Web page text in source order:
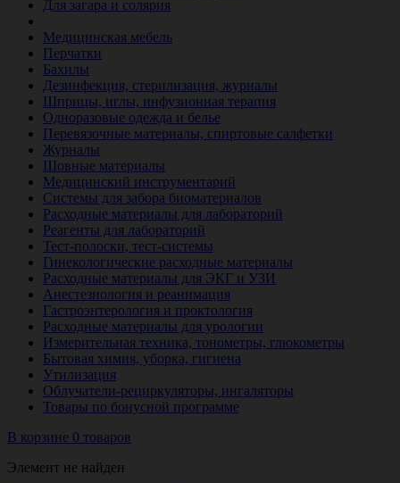
Для загара и солярия
Медицинская мебель
Перчатки
Бахилы
Дезинфекция, стерилизация, журналы
Шприцы, иглы, инфузионная терапия
Одноразовые одежда и белье
Перевязочные материалы, спиртовые салфетки
Журналы
Шовные материалы
Медицинский инструментарий
Системы для забора биоматериалов
Расходные материалы для лабораторий
Реагенты для лабораторий
Тест-полоски, тест-системы
Гинекологические расходные материалы
Расходные материалы для ЭКГ и УЗИ
Анестезиология и реанимация
Гастроэнтерология и проктология
Расходные материалы для урологии
Измерительная техника, тонометры, глюкометры
Бытовая химия, уборка, гигиена
Утилизация
Облучатели-рециркуляторы, ингаляторы
Товары по бонусной программе
В корзине 0 товаров
Элемент не найден